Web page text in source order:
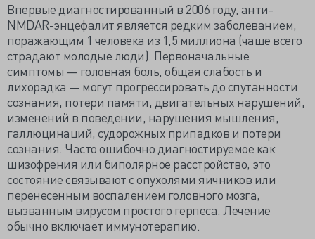
Впервые диагностированный в 2006 году, анти-
NMDAR-энцефалит является редким заболеванием,
поражающим 1 человека из 1,5 миллиона (чаще всего
страдают молодые люди). Первоначальные
симптомы — головная боль, общая слабость и
лихорадка — могут прогрессировать до спутанности
сознания, потери памяти, двигательных нарушений,
изменений в поведении, нарушения мышления,
галлюцинаций, судорожных припадков и потери
сознания. Часто ошибочно диагностируемое как
шизофрения или биполярное расстройство, это
состояние связывают с опухолями яичников или
перенесенным воспалением головного мозга,
вызванным вирусом простого герпеса. Лечение
обычно включает иммунотерапию.